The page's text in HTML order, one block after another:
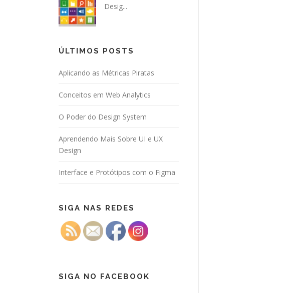
Desig...
ÚLTIMOS POSTS
Aplicando as Métricas Piratas
Conceitos em Web Analytics
O Poder do Design System
Aprendendo Mais Sobre UI e UX
Design
Interface e Protótipos com o Figma
SIGA NAS REDES
SIGA NO FACEBOOK